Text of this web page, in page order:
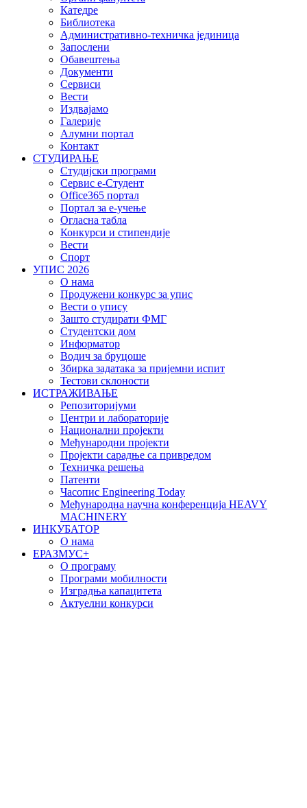
Катедре
Библиотека
Административно-техничка јединица
Запослени
Обавештења
Документи
Сервиси
Вести
Издвајамо
Галерије
Алумни портал
Контакт
СТУДИРАЊЕ
Студијски програми
Сервис е-Студент
Office365 портал
Портал за е-учење
Огласна табла
Конкурси и стипендије
Вести
Спорт
УПИС 2026
О нама
Продужени конкурс за упис
Вести о упису
Зашто студирати ФМГ
Студентски дом
Информатор
Водич за бруцоше
Збиркa задатака за пријемни испит
Тестови склоности
ИСТРАЖИВАЊЕ
Репозиторијуми
Центри и лабораторије
Национални пројекти
Међународни пројекти
Пројекти сарадње са привредом
Техничка решења
Патенти
Часопис Engineering Today
Међународна научна конференција HEAVY
MACHINERY
ИНКУБАТОР
О нама
EРАЗМУС+
О програму
Програми мобилности
Изградња капацитета
Актуелни конкурси